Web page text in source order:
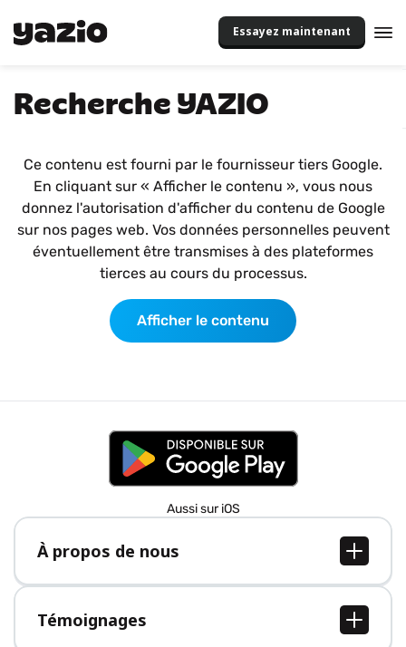
Essayez maintenant
Recherche YAZIO
Ce contenu est fourni par le fournisseur tiers Google.
En cliquant sur « Afficher le contenu », vous nous
donnez l'autorisation d'afficher du contenu de Google
sur nos pages web. Vos données personnelles peuvent
éventuellement être transmises à des plateformes
tierces au cours du processus.
Afficher le contenu
Aussi sur iOS
À propos de nous
À propos de nous
Postes
Presse
Témoignages